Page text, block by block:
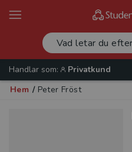
Handlar som:
Privatkund
Hem / Peter Fröst